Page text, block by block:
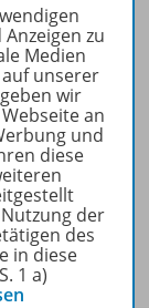
zu
Medien
unserer
wir
an
und
diese
der
des
in diese
1 a)